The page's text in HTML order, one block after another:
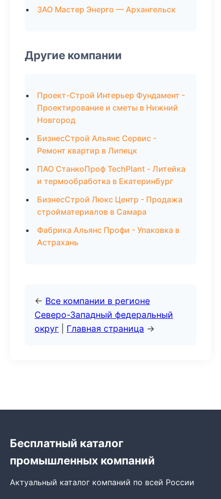
ЗАО Мастер Энерго — Архангельск
Другие компании
Проект-Строй Интерьер Фундамент -
Проектирование и сметы в Нижний
Новгород
БизнесСтрой Альянс Сервис -
Ремонт квартир в Липецк
ПАО СтанкоПроф TechPlant - Литейка
и термообработка в Екатеринбург
БизнесСтрой Люкс Центр - Продажа
стройматериалов в Самара
Фабрика Альянс Профи - Упаковка в
Астрахань
← Все компании в регионе
Северо-Западный федеральный
округ
Главная страница →
Бесплатный каталог
промышленных компаний
Актуальный каталог компаний по всей России